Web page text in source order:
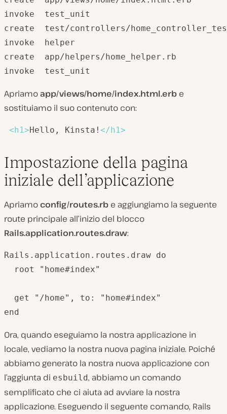
invoke  test_unit
create  test/controllers/
invoke  helper
create  app/helpers/home_helper.rb
invoke  test_unit
Apriamoapp/views/home/index.html.erb e
sostituiamo il suo contenuto con:
<h1 >Hello, Kinsta! </h1 >
Impostazione della pagina
iniziale dell’applicazione
Apriamo config/routes.rb e aggiungiamo la seguente
route principale all’inizio del blocco
Rails.application.routes.draw:
Rails.application.routes.draw do
  root "home#index"
  get "/home", to: "home#index"
end
Ora, quando eseguiamo la nostra applicazione in
locale, vediamo la nostra nuova pagina iniziale. Poiché
abbiamo generato la nostra nuova applicazione con
l’aggiunta di esbuild, abbiamo un comando
semplificato che ci aiuta ad avviare la nostra
applicazione. Eseguendo il seguente comando, Rails